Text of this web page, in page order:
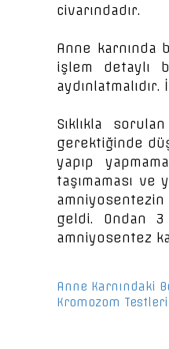
civarındadır.
Anne karnında
işlem detaylı
Sıklıkla
gerektiğinde
yapıp
taşımaması
amniyosentezin
geldi. Ondan
amniyosentez
Anne Karnındaki
Kromozom Testleri